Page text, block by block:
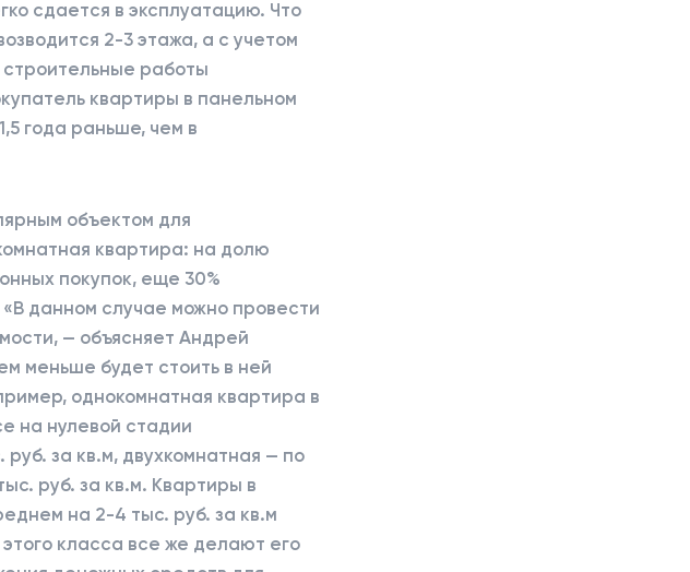
сдается в эксплуатацию. Что
2-3 этажа, а с учетом
работы
квартиры в панельном
года раньше, чем в
объектом для
квартира: на долю
покупок, еще 30%
данном случае можно провести
— объясняет Андрей
меньше будет стоить в ней
однокомнатная квартира в
на нулевой стадии
за кв.м, двухкомнатная — по
руб. за кв.м. Квартиры в
на 2-4 тыс. руб. за кв.м
класса все же делают его